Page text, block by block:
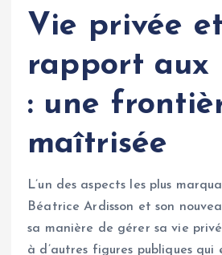
Vie privée et
rapport aux
: une
maîtrisée
L’un des aspects les plus
Béatrice Ardisson et son
sa manière de gérer sa vie
à d’autres figures publiques qui